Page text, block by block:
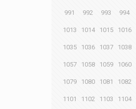
991 992 993 994
1013 1014 1015 1016
1035 1036 1037 1038
1057 1058 1059 1060
1079 1080 1081 1082
1101 1102 1103 1104